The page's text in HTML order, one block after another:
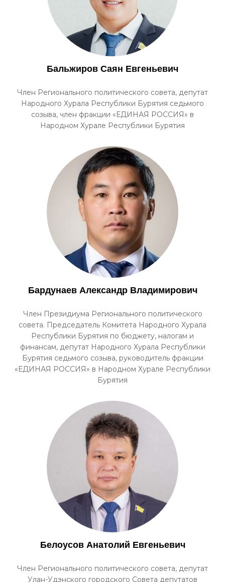
Бальжиров Саян Евгеньевич
Член Регионального политического совета, депутат
Народного Хурала Республики Бурятия седьмого
созыва, член фракции «ЕДИНАЯ РОССИЯ» в
Народном Хурале Республики Бурятия
Бардунаев Александр Владимирович
Член Президиума Регионального политического
совета. Председатель Комитета Народного Хурала
Республики Бурятия по бюджету, налогам и
финансам, депутат Народного Хурала Республики
Бурятия седьмого созыва, руководитель фракции
«ЕДИНАЯ РОССИЯ» в Народном Хурале Республики
Бурятия
Белоусов Анатолий Евгеньевич
Член Регионального политического совета, депутат
Улан-Удэнского городского Совета депутатов